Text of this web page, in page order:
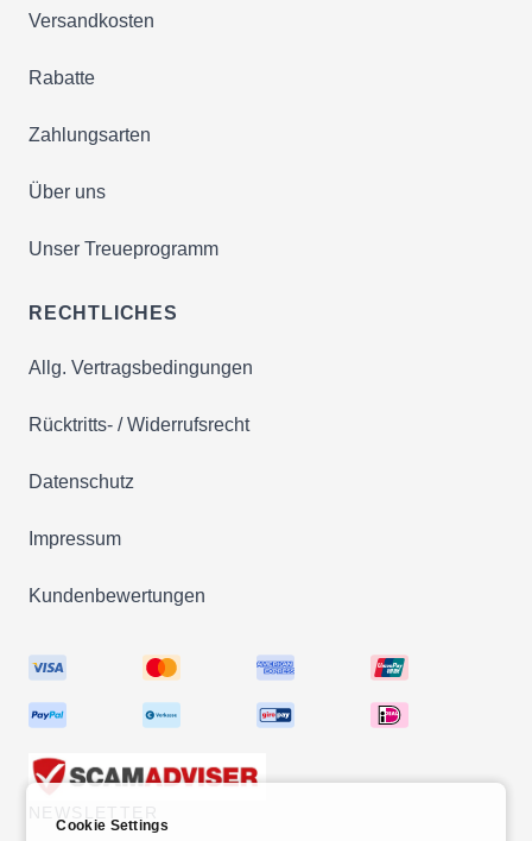
Versandkosten
Rabatte
Zahlungsarten
Über uns
Unser Treueprogramm
RECHTLICHES
Allg. Vertragsbedingungen
Rücktritts- / Widerrufsrecht
Datenschutz
Impressum
Kundenbewertungen
Cookie Settings